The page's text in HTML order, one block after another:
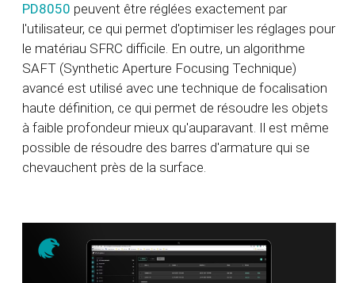
PD8050 peuvent être réglées exactement par
l'utilisateur, ce qui permet d'optimiser les réglages pour
le matériau SFRC difficile. En outre, un algorithme
SAFT (Synthetic Aperture Focusing Technique)
avancé est utilisé avec une technique de focalisation
haute définition, ce qui permet de résoudre les objets
à faible profondeur mieux qu'auparavant. Il est même
possible de résoudre des barres d'armature qui se
chevauchent près de la surface.